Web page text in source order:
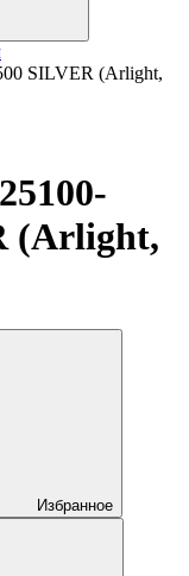
SILVER (Arlight,
(Arlight,
Избранное